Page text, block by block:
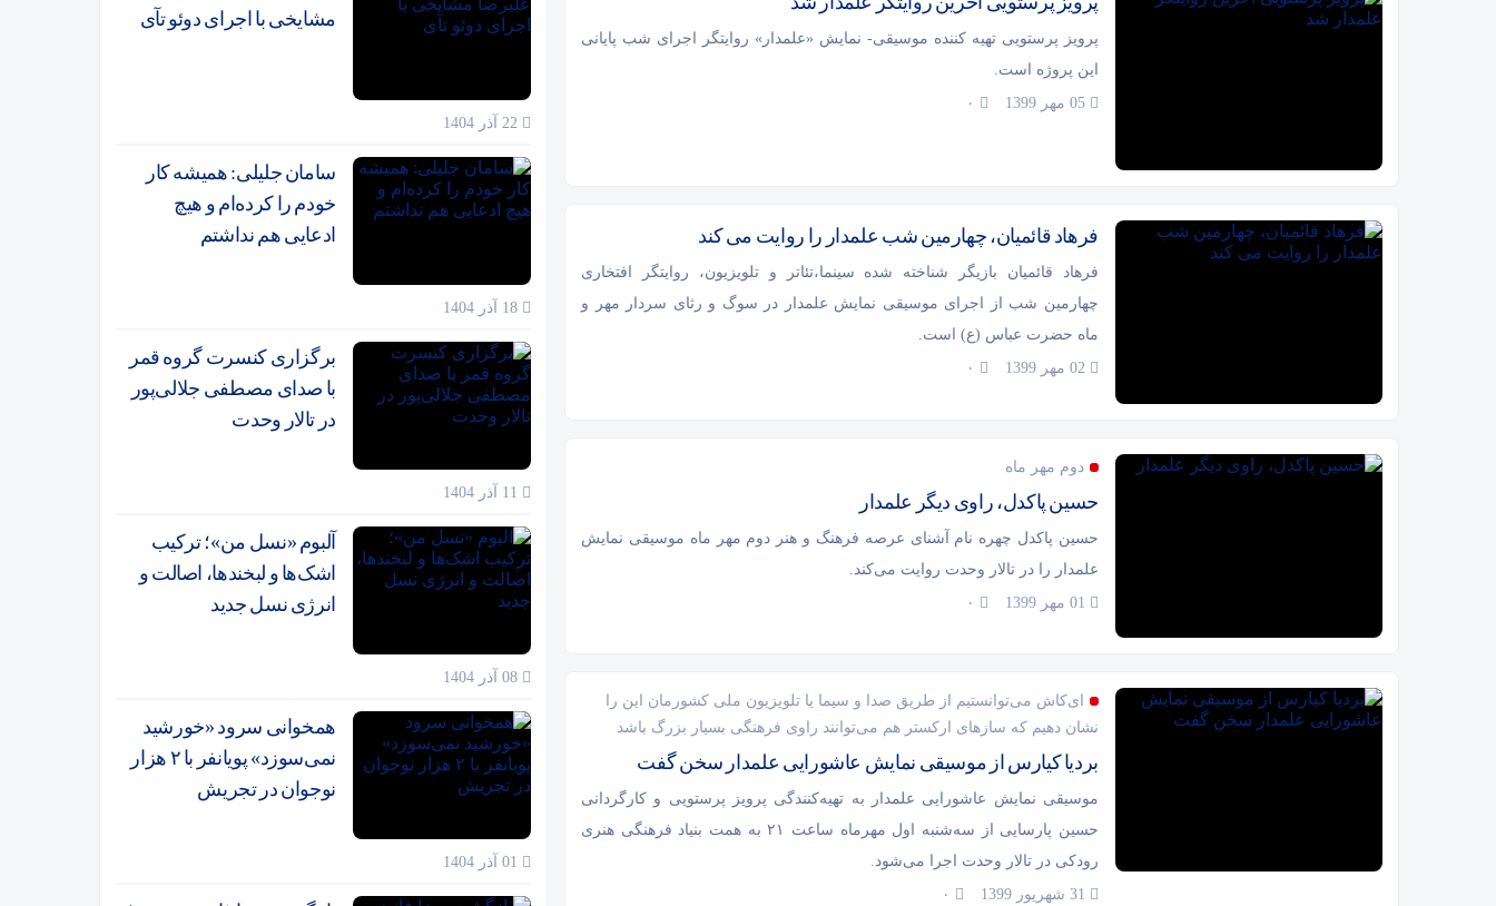
پرویز پرستویی تهیه کننده موسیقی- نمایش «علمدار» روایتگر اجرای شب پایانی
این پروژه است.
۰
فرهاد قائمیان، چهارمین شب علمدار را روایت می کند
فرهاد قائمیان بازیگر شناخته شده سینما،تئاتر و تلویزیون، روایتگر افتخاری
چهارمین شب از اجرای موسیقی نمایش علمدار در سوگ و رثای سردار مهر و
ماه حضرت عباس (ع) است.
۰
دوم مهر ماه
حسین پاکدل، راوی دیگر علمدار
حسین پاکدل چهره نام آشنای عرصه فرهنگ و هنر دوم مهر ماه موسیقی نمایش
علمدار را در تالار وحدت روایت می‌کند.
۰
ای‌کاش می‌توانستیم از طریق صدا و سیما یا تلویزیون ملی کشورمان این را
نشان دهیم که سازهای ارکستر هم می‌توانند راوی فرهنگی بسیار بزرگ باشد
بردیا کیارس از موسیقی نمایش عاشورایی علمدار سخن گفت
موسیقی نمایش عاشورایی علمدار به تهیه‌کنندگی پرویز پرستویی و کارگردانی
حسین پارسایی از سه‌شنبه اول مهرماه ساعت ۲۱ به همت بنیاد فرهنگی هنری
رودکی در تالار وحدت اجرا می‌شود.
۰
مشایخی با اجرای دوئو تآی
سامان جلیلی: همیشه کار
خودم را کرده‌ام و هیچ
ادعایی هم نداشتم
برگزاری کنسرت گروه قمر
با صدای مصطفی جلالی‌پور
در تالار وحدت
آلبوم «نسل من»؛ ترکیب
اشک‌ها و لبخندها، اصالت و
انرژی نسل جدید
همخوانی سرود «خورشید
نمی‌سوزد» پویانفر با ۲ هزار
نوجوان در تجریش